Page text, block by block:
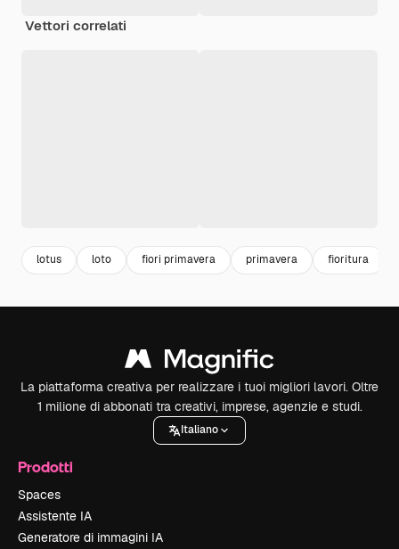
Vettori correlati
lotus loto fiori primavera primavera fioritura
La piattaforma creativa per realizzare i tuoi migliori lavori. Oltre
1 milione di abbonati tra creativi, imprese, agenzie e studi.
Italiano
Prodotti
Spaces
Assistente IA
Generatore di immagini IA